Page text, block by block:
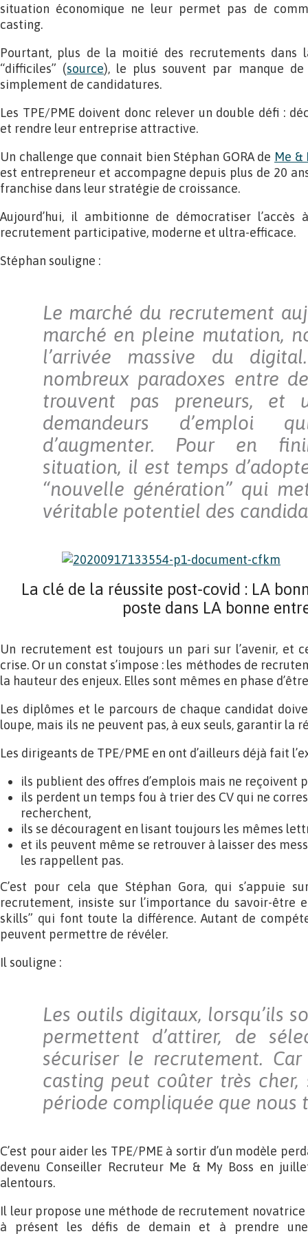
situation économique ne leur permet pas de
casting.
Pourtant, plus de la moitié des recrutements dans
“difficiles” (source), le plus souvent par manque
simplement de candidatures.
Les TPE/PME doivent donc relever un double défi :
et rendre leur entreprise attractive.
Un challenge que connait bien Stéphan GORA de Me &
est entrepreneur et accompagne depuis plus de 20
franchise dans leur stratégie de croissance.
Aujourd’hui, il ambitionne de démocratiser
recrutement participative, moderne et ultra-efficace.
Stéphan souligne :
Le marché du recrutement
marché en pleine mutation,
l’arrivée massive du
nombreux paradoxes entre
trouvent pas preneurs, et
demandeurs d’emploi
d’augmenter. Pour en
situation, il est temps
“nouvelle génération” qui
véritable potentiel des
La clé de la réussite post-covid : LA
poste dans LA bonne
Un recrutement est toujours un pari sur l’avenir, et
crise. Or un constat s’impose : les méthodes de
la hauteur des enjeux. Elles sont mêmes en phase
Les diplômes et le parcours de chaque candidat
loupe, mais ils ne peuvent pas, à eux seuls, garantir la
Les dirigeants de TPE/PME en ont d’ailleurs déjà fait
ils publient des offres d’emplois mais ne reçoivent
ils perdent un temps fou à trier des CV qui ne
recherchent,
ils se découragent en lisant toujours les mêmes
et ils peuvent même se retrouver à laisser des
les rappellent pas.
C’est pour cela que Stéphan Gora, qui s’appuie
recrutement, insiste sur l’importance du savoir-être
skills” qui font toute la différence. Autant de
peuvent permettre de révéler.
Il souligne :
Les outils digitaux, lorsqu’ils
permettent d’attirer, de
sécuriser le recrutement.
casting peut coûter très
période compliquée que nous
C’est pour aider les TPE/PME à sortir d’un modèle
devenu Conseiller Recruteur Me & My Boss en
alentours.
Il leur propose une méthode de recrutement
à présent les défis de demain et à prendre une